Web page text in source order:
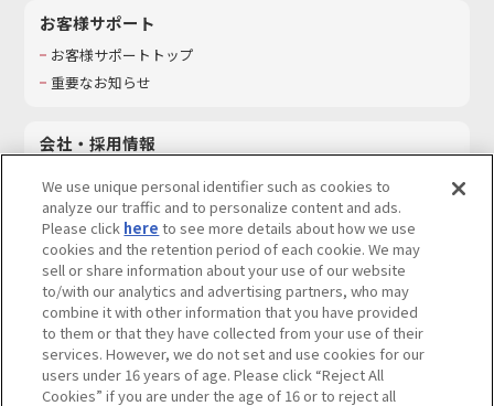
お客様サポート
お客様サポートトップ
重要なお知らせ
会社・採用情報
採用情報
サステナビリティ
お問い合わせ
ウェブサイトご利用条件 ソーシャルメディアポリシー
個人情報及び特定個人情報等の取り扱いに関する保護方針
We use unique personal identifier such as cookies to
analyze our traffic and to personalize content and ads.
Please click here to see more details about how we use
cookies and the retention period of each cookie. We may
sell or share information about your use of our website
to/with our analytics and advertising partners, who may
combine it with other information that you have provided
to them or that they have collected from your use of their
services. However, we do not set and use cookies for our
users under 16 years of age. Please click “Reject All
Cookies” if you are under the age of 16 or to reject all